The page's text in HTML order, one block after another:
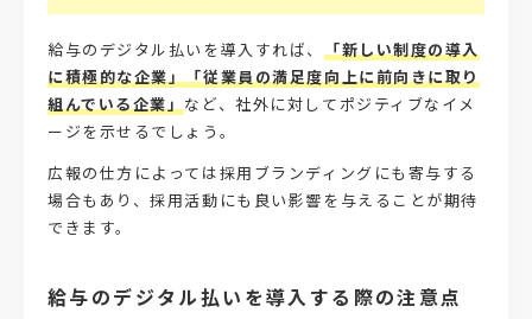
給与のデジタル払いを導入すれば、
「新しい制度の導入
に積極的な企業」「従業員の満足度向上に前向きに取り
組んでいる企業」 など、社外に対してポジティブなイメ
ージを示せるでしょう。
広報の仕方によっては採用ブランディングにも寄与する
場合もあり、採用活動にも良い影響を与えることが期待
できます。
給与のデジタル払いを導入する際の注意点